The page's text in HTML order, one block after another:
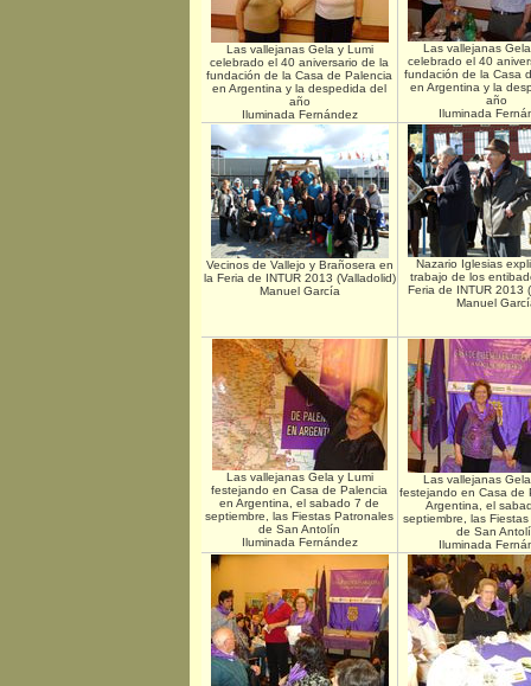
Las vallejanas Gela y Lumi
celebrado el 40 aniversario de la
fundación de la Casa de Palencia
en Argentina y la despedida del
año
Iluminada Fernández
Las vallejanas
celebrado el 40
fundación de la Casa
en Argentina y la
año
Iluminada
Vecinos de Vallejo y Brañosera en
la Feria de INTUR 2013 (Valladolid)
Manuel García
Nazario Iglesias
trabajo de los
Feria de INTUR 2013
Manuel
Las vallejanas Gela y Lumi
festejando en Casa de Palencia
en Argentina, el sabado 7 de
septiembre, las Fiestas Patronales
de San Antolín
Iluminada Fernández
Las vallejanas
festejando en Casa de
Argentina, el
septiembre, las
de San
Iluminada